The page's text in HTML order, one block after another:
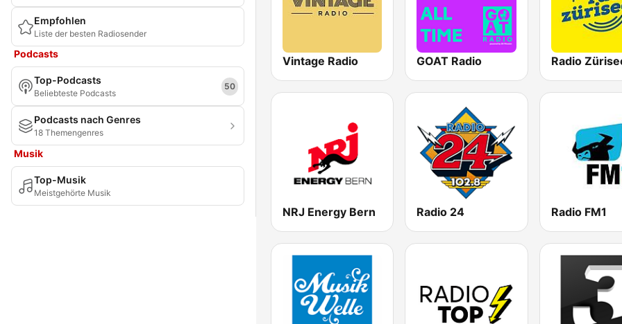
Empfohlen
Liste der besten Radiosender
Podcasts
Top-Podcasts
Beliebteste Podcasts
50
Podcasts nach Genres
18 Themengenres
Musik
Top-Musik
Meistgehörte Musik
Vintage Radio GOAT Radio Radio
NRJ Energy Bern Radio 24 Radio FM1